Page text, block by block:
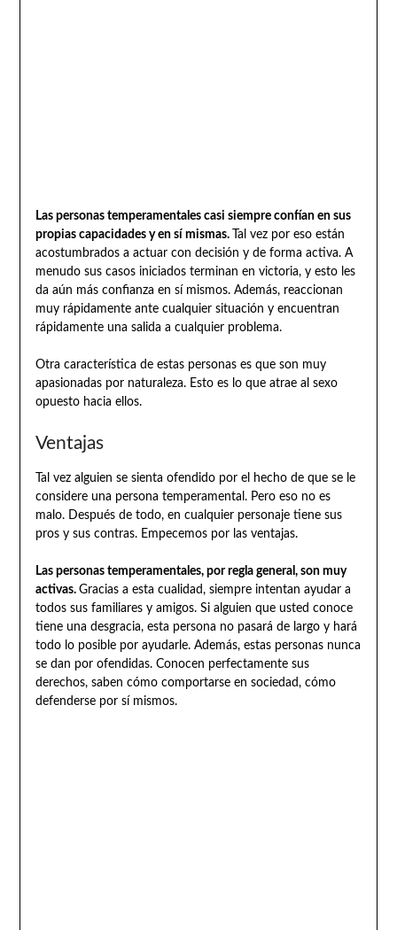
Las personas temperamentales casi siempre confían en sus
propias capacidades y en sí mismas.
Tal vez por eso están
acostumbrados a actuar con decisión y de forma activa. A
menudo sus casos iniciados terminan en victoria, y esto les
da aún más confianza en sí mismos. Además, reaccionan
muy rápidamente ante cualquier situación y encuentran
rápidamente una salida a cualquier problema.
Otra característica de estas personas es que son muy
apasionadas por naturaleza. Esto es lo que atrae al sexo
opuesto hacia ellos.
Ventajas
Tal vez alguien se sienta ofendido por el hecho de que se le
considere una persona temperamental. Pero eso no es
malo. Después de todo, en cualquier personaje tiene sus
pros y sus contras. Empecemos por las ventajas.
Las personas temperamentales, por regla general, son muy
activas. Gracias a esta cualidad, siempre intentan ayudar a
todos sus familiares y amigos. Si alguien que usted conoce
tiene una desgracia, esta persona no pasará de largo y hará
todo lo posible por ayudarle. Además, estas personas nunca
se dan por ofendidas. Conocen perfectamente sus
derechos, saben cómo comportarse en sociedad, cómo
defenderse por sí mismos.